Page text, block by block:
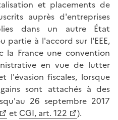
et placements de
auprès d'entreprises
dans un autre État
partie à l'accord sur l'EEE,
la France une convention
en vue de lutter
l'évasion fiscales, lorsque
sont attachés à des
26 septembre 2017
et CGI, art. 122
).